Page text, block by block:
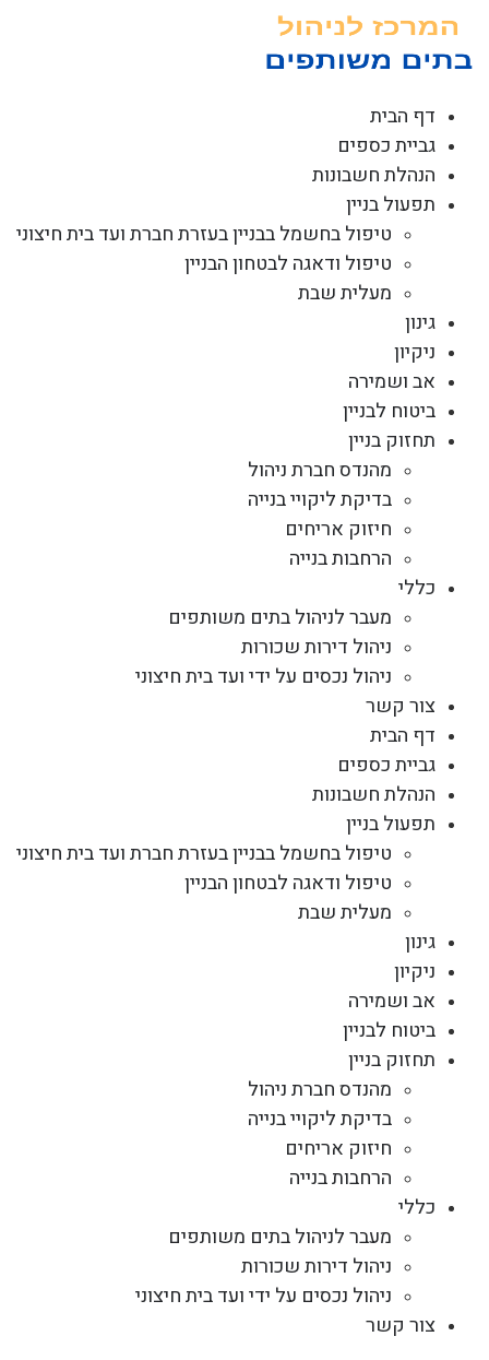
דף הבית
גביית כספים
הנהלת חשבונות
תפעול בניין
טיפול בחשמל בבניין בעזרת חברת ועד בית חיצוני
טיפול ודאגה לבטחון הבניין
מעלית שבת
גינון
ניקיון
אב ושמירה
ביטוח לבניין
תחזוק בניין
מהנדס חברת ניהול
בדיקת ליקויי בנייה
חיזוק אריחים
הרחבות בנייה
כללי
מעבר לניהול בתים משותפים
ניהול דירות שכורות
ניהול נכסים על ידי ועד בית חיצוני
צור קשר
דף הבית
גביית כספים
הנהלת חשבונות
תפעול בניין
טיפול בחשמל בבניין בעזרת חברת ועד בית חיצוני
טיפול ודאגה לבטחון הבניין
מעלית שבת
גינון
ניקיון
אב ושמירה
ביטוח לבניין
תחזוק בניין
מהנדס חברת ניהול
בדיקת ליקויי בנייה
חיזוק אריחים
הרחבות בנייה
כללי
מעבר לניהול בתים משותפים
ניהול דירות שכורות
ניהול נכסים על ידי ועד בית חיצוני
צור קשר